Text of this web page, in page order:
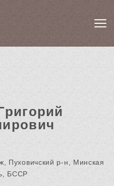
Пуховичский р-н, Минская
БССР